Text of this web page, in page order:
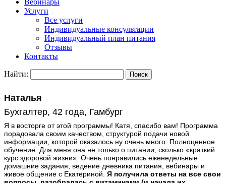
Услуги
Все услуги
Индивидуальные консультации
Индивидуальный план питания
Отзывы
Контакты
Найти:
Наталья
Бухгалтер, 42 года, Гамбург
Я в восторге от этой программы! Катя, спасибо вам! Программа
порадовала своим качеством, структурой подачи новой
информации, которой оказалось ну очень много. Полноценное
обучение. Для меня она не только о питании, сколько «краткий
курс здоровой жизни». Очень понравились еженедельные
домашние задания, ведение дневника питания, вебинары и
живое общение с Екатериной. Я получила ответы на все свои